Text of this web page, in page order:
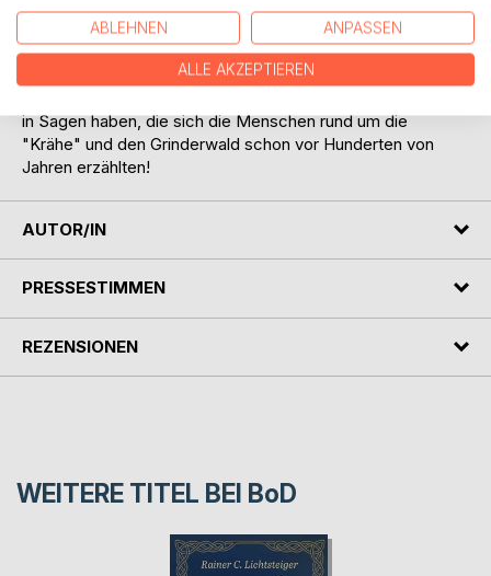
Komm mit in Geweks Welt!
Lerne das große Zwergenreich seines Vaters, König Gülig,
in Sagen haben, die sich die Menschen rund um die
"Krähe" und den Grinderwald schon vor Hunderten von
Jahren erzählten!
AUTOR/IN
PRESSESTIMMEN
REZENSIONEN
WEITERE TITEL BEI BoD
ABLEHNEN ANPASSEN
ALLE AKZEPTIEREN